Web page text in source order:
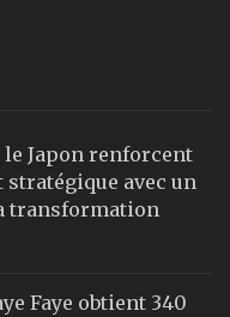
le Japon renforcent
avec un
transformation
Faye obtient 340